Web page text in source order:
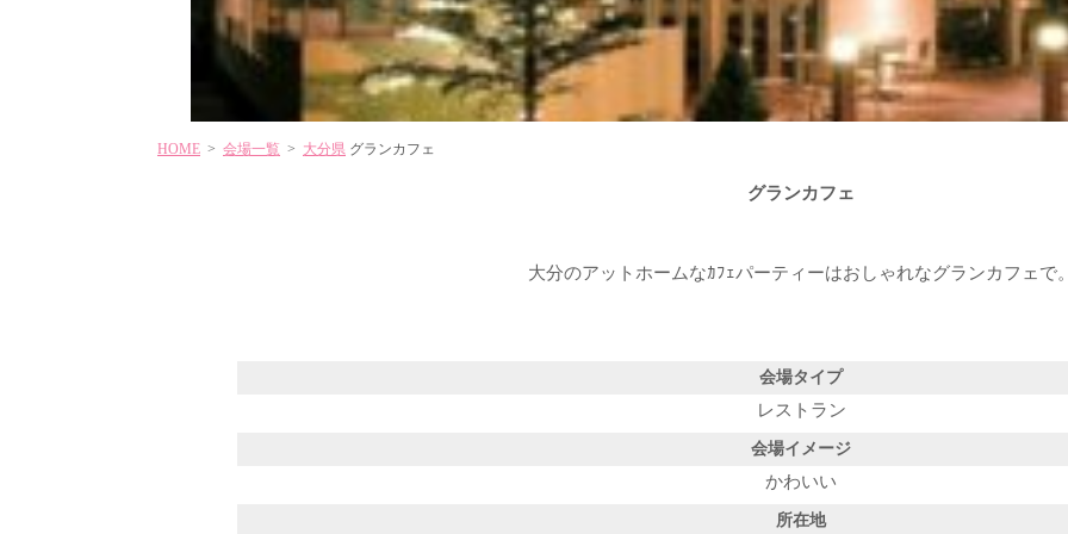
HOME > 会場一覧 > 大分県 グランカフェ
グランカフェ
大分のアットホームなｶﾌｪパーティーはおしゃれなグランカフェで
会場タイプ
レストラン
会場イメージ
かわいい
所在地